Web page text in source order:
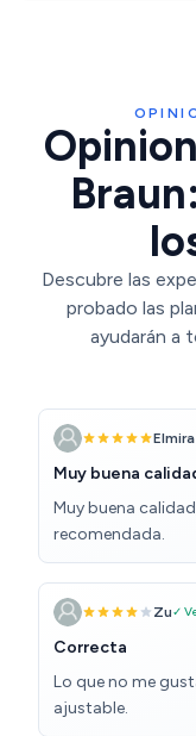
Descubre las
probado las
ayudarán a
Muy buena
Muy buena
recomendada.
Zu✓
Correcta
Lo que no me
ajustable.